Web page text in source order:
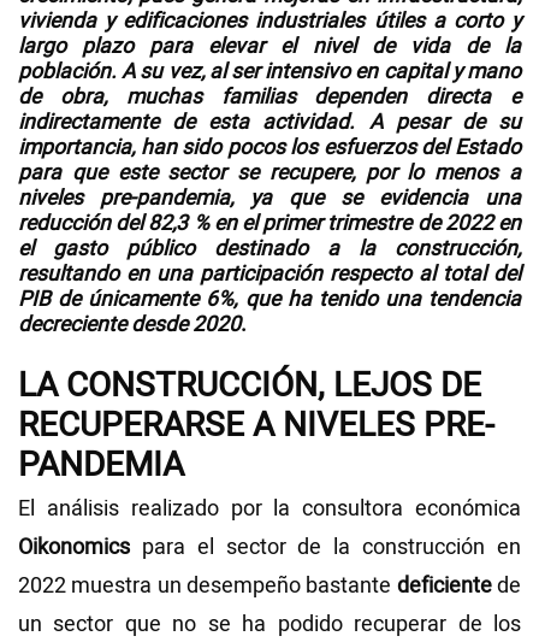
vivienda y edificaciones industriales útiles a corto y
largo plazo para elevar el nivel de vidade la
población. A su vez, al serintensivo en capital y mano
de obra, muchas familias dependen directa e
indirectamente de esta actividad. A pesar de su
importancia, han sido pocos los esfuerzos delEstado
para que este sector se recupere, por lo menos a
niveles pre-pandemia, ya que se evidencia una
reducción del 82,3 % en el primer trimestre de 2022 en
el gasto público destinado a la construcción,
resultando en una participación respecto al total del
PIB de únicamente 6%, que ha tenido una tendencia
decreciente desde 2020.
LA CONSTRUCCIÓN, LEJOS DE
RECUPERARSE A NIVELES PRE-
PANDEMIA
El análisis realizado por la consultora económica
Oikonomics para el sector de la construcción en
2022 muestra un desempeño bastante deficientede
un sector que no se ha podido recuperar de los